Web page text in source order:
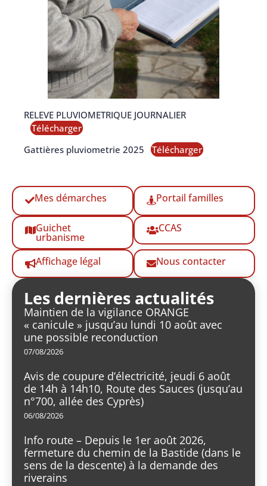
RELEVE PLUVIOMETRIQUE JOURNALIER
Télécharger
Gattières pluviometrie 2025
Télécharger
Mes démarches Portail familles
Guichet
urbanisme
CCAS
Affichage légal Nous contacter
Les dernières actualités
Maintien de la vigilance ORANGE
« canicule » jusqu’au lundi 10 août avec
une possible reconduction
07/08/2026
Avis de coupure d’électricité, jeudi 6 août
de 14h à 14h10, Route des Sauces (jusqu’au
n°700, allée des Cyprès)
06/08/2026
Info route – Depuis le 1er août 2026,
fermeture du chemin de la Bastide (dans le
sens de la descente) à la demande des
riverains